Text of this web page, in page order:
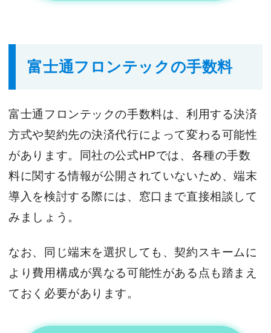
富士通フロンテックの手数料
富士通フロンテックの手数料は、利用する決済
方式や契約先の決済代行によって変わる可能性
があります。同社の公式HPでは、各種の手数
料に関する情報が公開されていないため、端末
導入を検討する際には、窓口まで直接相談して
みましょう。
なお、同じ端末を選択しても、契約スキームに
より費用構成が異なる可能性がある点も踏まえ
ておく必要があります。